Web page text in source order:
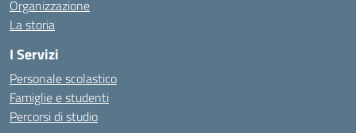
Organizzazione
La storia
I Servizi
Personale scolastico
Famiglie e studenti
Percorsi di studio